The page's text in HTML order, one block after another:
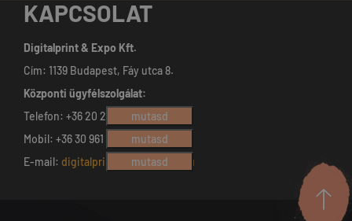
KAPCSOLAT
Digitalprint & Expo Kft.
Cím: 1139 Budapest, Fáy utca 8.
Központi ügyfélszolgálat:
Telefon: +36 20 230 8736mutasd
Mobil: +36 30 961 9645
mutasd
E-mail: digitalprint@digitalprint.hu
mutasd